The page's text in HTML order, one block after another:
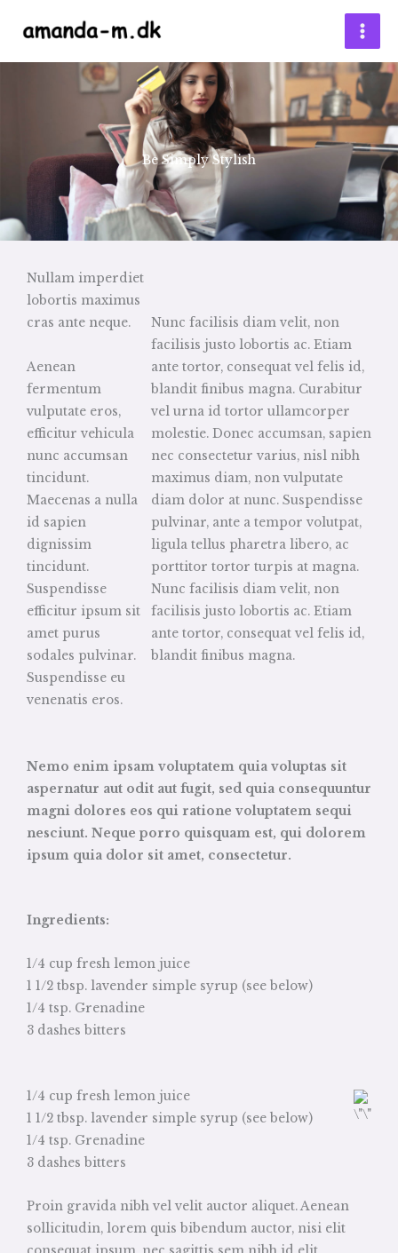
Be Simply Stylish
Nullam imperdiet
lobortis maximus
cras ante neque.
Aenean
fermentum
vulputate eros,
efficitur vehicula
nunc accumsan
tincidunt.
Maecenas a nulla
id sapien
dignissim
tincidunt.
Suspendisse
efficitur ipsum sit
amet purus
sodales pulvinar.
Suspendisse eu
venenatis eros.
Nunc facilisis diam velit, non
facilisis justo lobortis ac. Etiam
ante tortor, consequat vel felis id,
blandit finibus magna. Curabitur
vel urna id tortor ullamcorper
molestie. Donec accumsan, sapien
nec consectetur varius, nisl nibh
maximus diam, non vulputate
diam dolor at nunc. Suspendisse
pulvinar, ante a tempor volutpat,
ligula tellus pharetra libero, ac
porttitor tortor turpis at magna.
Nunc facilisis diam velit, non
facilisis justo lobortis ac. Etiam
ante tortor, consequat vel felis id,
blandit finibus magna.
Nemo enim ipsam voluptatem quia voluptas sit
aspernatur aut odit aut fugit, sed quia consequuntur
magni dolores eos qui ratione voluptatem sequi
nesciunt. Neque porro quisquam est, qui dolorem
ipsum quia dolor sit amet, consectetur.
Ingredients:
1/4 cup fresh lemon juice
1 1/2 tbsp. lavender simple syrup (see below)
1/4 tsp. Grenadine
3 dashes bitters
1/4 cup fresh lemon juice
1 1/2 tbsp. lavender simple syrup (see below)
1/4 tsp. Grenadine
3 dashes bitters
Proin gravida nibh vel velit auctor aliquet. Aenean
sollicitudin, lorem quis bibendum auctor, nisi elit